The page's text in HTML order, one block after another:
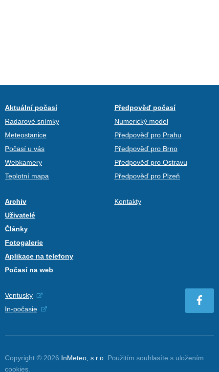
Aktuální počasí
Radarové snímky
Meteostanice
Počasí u vás
Webkamery
Teplotní mapa
Předpověď počasí
Numerický model
Předpověď pro Prahu
Předpověď pro Brno
Předpověď pro Ostravu
Předpověď pro Plzeň
Archiv
Uživatelé
Články
Fotogalerie
Aplikace na telefony
Počasí na web
Kontakty
Ventusky
In-počasie
Copyright © 2026 InMeteo, s.r.o. Použitím souhlasíte s uložením
cookies